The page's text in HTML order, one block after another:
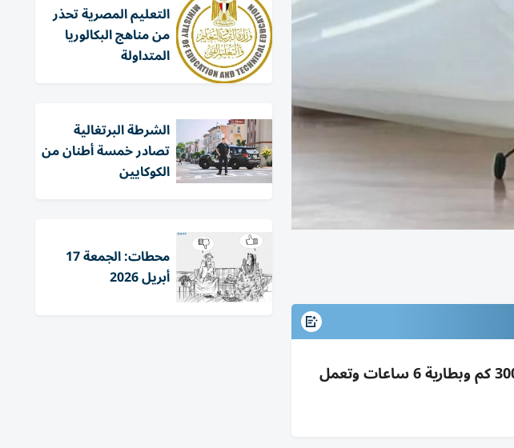
شركة فرنسية تختبر بنجاح مسيّرة dAS10 بجناح قابل للنفخ؛ أبطأ وأكثر أماناً بمدى 300 كم وبطارية 6 ساعات وتعمل
التعليم المصرية تحذر
من مناهج البكالوريا
المتداولة
الشرطة البرتغالية
تصادر خمسة أطنان من
الكوكايين
محطات: الجمعة 17
أبريل 2026